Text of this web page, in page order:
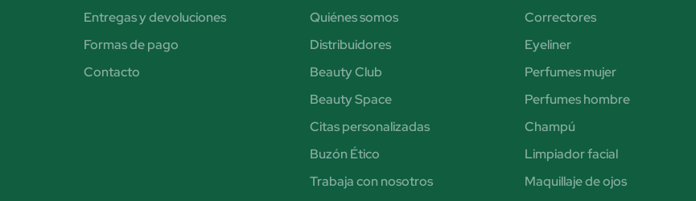
Entregas y devoluciones
Formas de pago
Contacto
Quiénes somos
Distribuidores
Beauty Club
Beauty Space
Citas personalizadas
Buzón Ético
Trabaja con nosotros
Correctores
Eyeliner
Perfumes mujer
Perfumes hombre
Champú
Limpiador facial
Maquillaje de ojos